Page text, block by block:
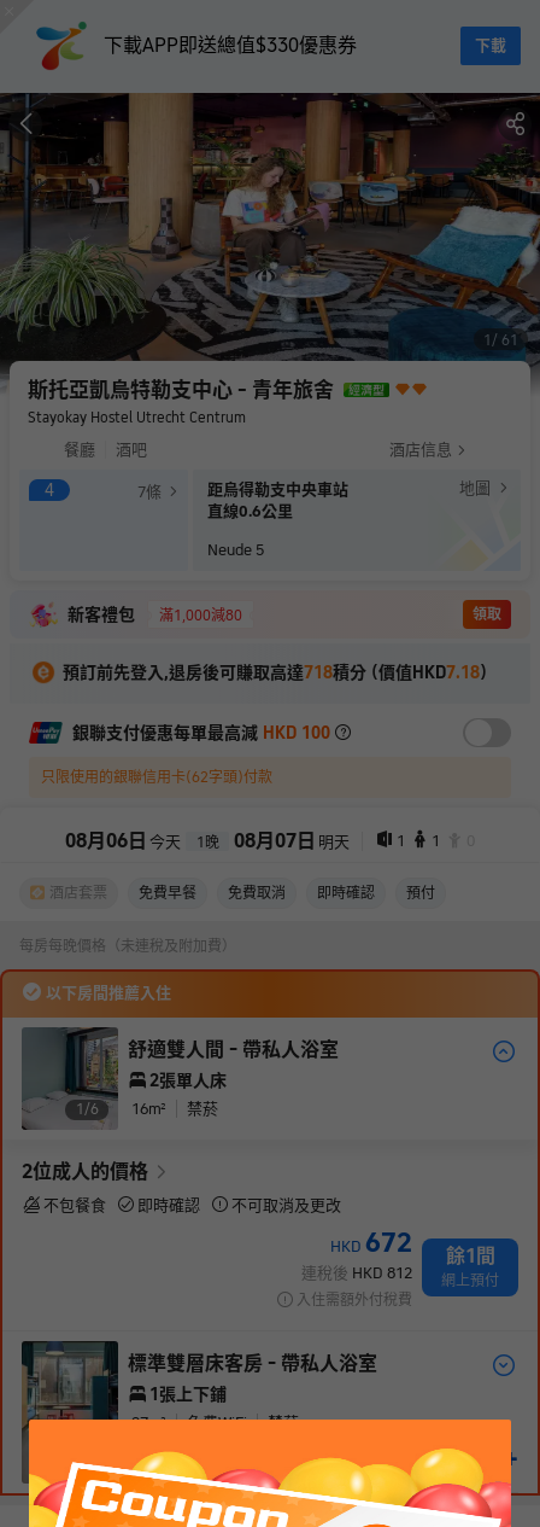
下載APP即送總值$330優惠券 下載
1 61
斯托亞凱烏特勒支中心 - 青年旅舍
Stayokay Hostel Utrecht Centrum
餐廳 酒吧 酒店信息
4 7條
距烏得勒支中央車站
直線0.6公里
地圖
Neude 5
新客禮包 滿1,000減80 領取
預訂前先登入,退房後可賺取高達718積分 (價值HKD7.18)
銀聯支付優惠每單最高減 HKD 100
只限使用的銀聯信用卡(62字頭)付款
08月 06 日 今天 1 晚 08月 07 日 明天 1 1
酒店套票 免費早餐 免費取消 即時確認 預付
每房每晚價格（未連稅及附加費）
以下房間推薦入住
1/6
舒適雙人間 - 帶私人浴室
2張單人床
16m² 禁菸
2位成人 的價格
不包餐食 即時確認 不可取消及更改
HKD 672
連稅後 HKD 812
入住需額外付稅費
餘1間
網上預付
1/6
標準雙層床客房 - 帶私人浴室
1張上下鋪
27m² 免費WiFi 禁菸
HKD1,187 +